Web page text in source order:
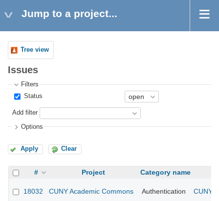
Jump to a project...
Tree view
Issues
Filters
Status
Add filter
Options
Apply Clear
# Project Category name
18032 CUNY Academic Commons Authentication CUNY